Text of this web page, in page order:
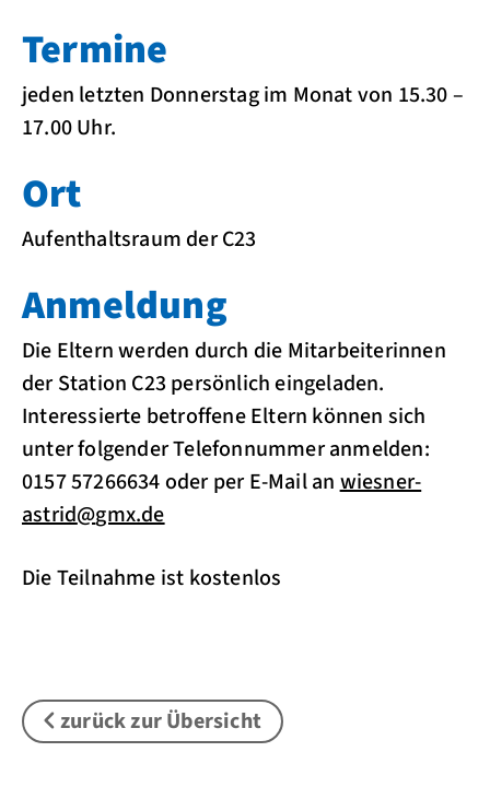
Termine
jeden letzten Donnerstag im Monat von 15.30 –
17.00 Uhr.
Ort
Aufenthaltsraum der C23
Anmeldung
Die Eltern werden durch die Mitarbeiterinnen
der Station C23 persönlich eingeladen.
Interessierte betroffene Eltern können sich
unter folgender Telefonnummer anmelden:
0157 57266634 oder per E-Mail anwiesner-
astrid@gmx.de
Die Teilnahme ist kostenlos
zurück zur Übersicht